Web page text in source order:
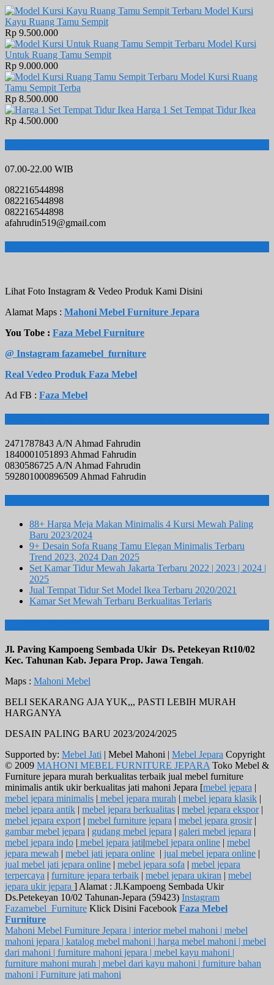
Model Kursi
Kayu Ruang Tamu Sempit
Rp 9.500.000
Model Kursi
Untuk Ruang Tamu Sempit
Rp 9.000.000
Model Kursi Ruang
Tamu Sempit Terba
Rp 8.500.000
Harga 1 Set Tempat Tidur Ikea
Rp 4.500.000
07.00-22.00 WIB
082216544898
082216544898
082216544898
afahrudin519@gmail.com
Lihat Foto Instagram & Vedeo Produk Kami Disini
Alamat Maps : Mahoni Mebel Furniture Jepara
You Tobe : Faza Mebel Furniture
@ Instagram fazamebel_furniture
Real Vedeo Produk Faza Mebel
Ad FB : Faza Mebel
2471787843 A/N Ahmad Fahrudin
1840001051893 Ahmad Fahrudin
0830586725 A/N Ahmad Fahrudin
592801000896509 Ahmad Fahrudin
88+ Harga Meja Makan Minimalis 4 Kursi Mewah Paling
Baru 2023/2024
9+ Desain Sofa Ruang Tamu Elegan Minimalis Terbaru
Trend 2023, 2024 Dan 2025
Set Kamar Tidur Mewah Jakarta Terbaru 2022 | 2023 | 2024 |
2025
Jual Tempat Tidur Set Model Ikea Terbaru 2020/2021
Kamar Set Mewah Terbaru Berkualitas Terlaris
Jl. Paving Kampoeng Sembada Ukir Ds. Petekeyan Rt10/02
Kec. Tahunan Kab. Jepara Prop. Jawa Tengah.
Maps : Mahoni Mebel
BELI SEKARANG AJA YUK,,, PASTI LEBIH MURAH
HARGANYA
DESAIN PALING BARU 2023/2024/2025
Supported by: Mebel Jati | Mebel Mahoni | Mebel Jepara Copyright
© 2009 MAHONI MEBEL FURNITURE JEPARA Toko Mebel &
Furniture jepara murah berkualitas terbaik jual mebel furniture
minimalis antik ukir berkualitas jati mahoni Jepara [mebel jepara |
mebel jepara minimalis | mebel jepara murah | mebel jepara klasik |
mebel jepara antik | mebel jepara berkualitas | mebel jepara ekspor|
mebel jepara export | mebel furniture jepara | mebel jepara grosir|
gambar mebel jepara | gudang mebel jepara | galeri mebel jepara |
mebel jepara indo | mebel jepara jati|mebel jepara online | mebel
jepara mewah | mebel jati jepara online | jual mebel jepara online |
jual mebel jati jepara online | mebel jepara sofa | mebel jepara
terpercaya | furniture jepara terbaik | mebel jepara ukiran | mebel
jepara ukir jepara ] Alamat : Jl.Kampoeng Sembada Ukir
Ds.Petekeyan 10/02 Tahunan-Jepara (59423) Instagram
Fazamebel_Furniture Klick Disini Facebook Faza Mebel
Furniture
Mahoni Mebel Furniture Jepara | interior mebel mahoni | mebel
mahoni jepara | katalog mebel mahoni | harga mebel mahoni | mebel
dari mahoni | furniture mahoni jepara | mebel kayu mahoni |
furniture mahoni murah | mebel dari kayu mahoni | furniture bahan
mahoni | Furniture jati mahoni